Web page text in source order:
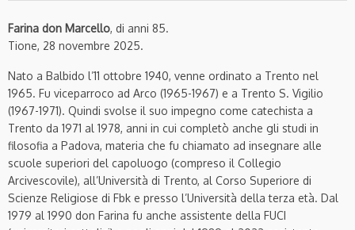
Farina don Marcello, di anni 85.
Tione, 28 novembre 2025.
Nato a Balbido l’11 ottobre 1940, venne ordinato a Trento nel
1965. Fu viceparroco ad Arco (1965-1967) e a Trento S. Vigilio
(1967-1971). Quindi svolse il suo impegno come catechista a
Trento da 1971 al 1978, anni in cui completò anche gli studi in
filosofia a Padova, materia che fu chiamato ad insegnare alle
scuole superiori del capoluogo (compreso il Collegio
Arcivescovile), all’Università di Trento, al Corso Superiore di
Scienze Religiose di Fbk e presso l’Università della terza età. Dal
1979 al 1990 don Farina fu anche assistente della FUCI